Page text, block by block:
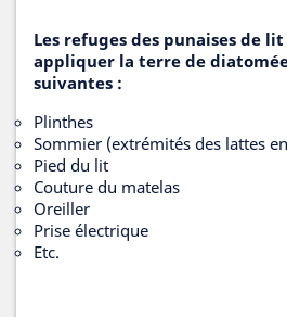
Les refuges des punaises de
appliquer la terre de
suivantes :
Plinthes
Sommier (extrémités des lattes
Pied du lit
Couture du matelas
Oreiller
Prise électrique
Etc.